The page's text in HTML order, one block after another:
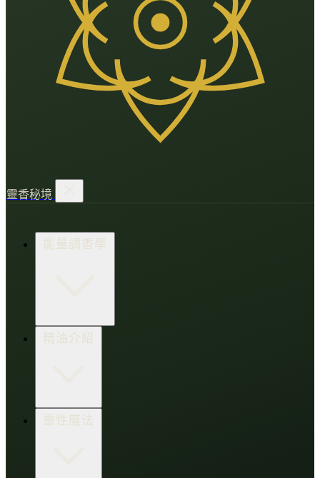
靈香秘境
能量調香學
香氛調頻術
生活點子王
精油介紹
木質類
靈性魔法